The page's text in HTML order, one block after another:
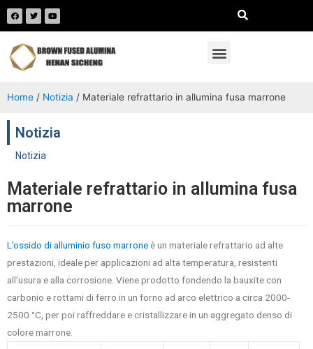
Home / Notizia / Materiale refrattario in allumina fusa marrone
Notizia
Notizia
Materiale refrattario in allumina fusa
marrone
L’ossido di alluminio fuso marroneè un materiale refrattario ad alte
prestazioni, ideale per applicazioni ad alta temperatura, resistenti
all’usura e alla corrosione. Viene prodotto fondendo la bauxite con
carbonio e rottami di ferro in un forno ad arco elettrico a circa 2000-
2500 °C, per poi raffreddare e cristallizzare in un aggregato denso di
colore marrone.